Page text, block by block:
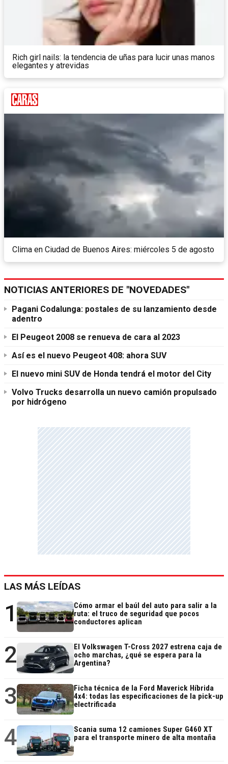
Rich girl nails: la tendencia de uñas para lucir unas manos
elegantes y atrevidas
Clima en Ciudad de Buenos Aires: miércoles 5 de agosto
NOTICIAS ANTERIORES DE "NOVEDADES"
Pagani Codalunga: postales de su lanzamiento desde
adentro
El Peugeot 2008 se renueva de cara al 2023
Así es el nuevo Peugeot 408: ahora SUV
El nuevo mini SUV de Honda tendrá el motor del City
Volvo Trucks desarrolla un nuevo camión propulsado
por hidrógeno
LAS MÁS LEÍDAS
1
Cómo armar el baúl del auto para salir a la
ruta: el truco de seguridad que pocos
conductores aplican
2
El Volkswagen T-Cross 2027 estrena caja de
ocho marchas, ¿qué se espera para la
Argentina?
3
Ficha técnica de la Ford Maverick Híbrida
4x4: todas las especificaciones de la pick-up
electrificada
4
Scania suma 12 camiones Super G460 XT
para el transporte minero de alta montaña